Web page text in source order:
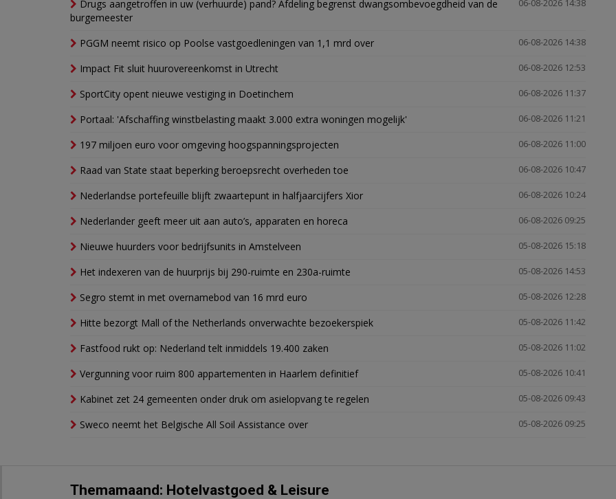
06-08-2026 14:38
Drugs aangetroffen in uw (verhuurde) pand? Afdeling begrenst dwangsombevoegdheid van de
burgemeester
06-08-2026 14:38
PGGM neemt risico op Poolse vastgoedleningen van 1,1 mrd over
06-08-2026 12:53
Impact Fit sluit huurovereenkomst in Utrecht
06-08-2026 11:37
SportCity opent nieuwe vestiging in Doetinchem
06-08-2026 11:21
Portaal: 'Afschaffing winstbelasting maakt 3.000 extra woningen mogelijk'
06-08-2026 11:00
197 miljoen euro voor omgeving hoogspanningsprojecten
06-08-2026 10:47
Raad van State staat beperking beroepsrecht overheden toe
06-08-2026 10:24
Nederlandse portefeuille blijft zwaartepunt in halfjaarcijfers Xior
06-08-2026 09:25
Nederlander geeft meer uit aan auto’s, apparaten en horeca
05-08-2026 15:18
Nieuwe huurders voor bedrijfsunits in Amstelveen
05-08-2026 14:53
Het indexeren van de huurprijs bij 290-ruimte en 230a-ruimte
05-08-2026 12:28
Segro stemt in met overnamebod van 16 mrd euro
05-08-2026 11:42
Hitte bezorgt Mall of the Netherlands onverwachte bezoekerspiek
05-08-2026 11:02
Fastfood rukt op: Nederland telt inmiddels 19.400 zaken
05-08-2026 10:41
Vergunning voor ruim 800 appartementen in Haarlem definitief
05-08-2026 09:43
Kabinet zet 24 gemeenten onder druk om asielopvang te regelen
05-08-2026 09:25
Sweco neemt het Belgische All Soil Assistance over
Themamaand: Hotelvastgoed & Leisure